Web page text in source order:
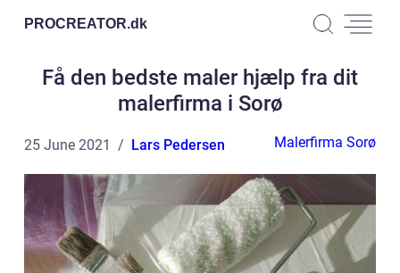
PROCREATOR.dk
Få den bedste maler hjælp fra dit
malerfirma i Sorø
25 June 2021 Lars Pedersen Malerfirma Sorø